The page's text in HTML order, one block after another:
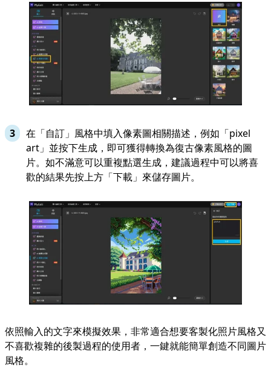
在「自訂」風格中填入像素圖相關描述，例如「pixel
art」並按下生成，即可獲得轉換為復古像素風格的圖
片。如不滿意可以重複點選生成，建議過程中可以將喜
歡的結果先按上方「下載」來儲存圖片。
依照輸入的文字來模擬效果，非常適合想要客製化照片風格又
不喜歡複雜的後製過程的使用者，一鍵就能簡單創造不同圖片
風格。